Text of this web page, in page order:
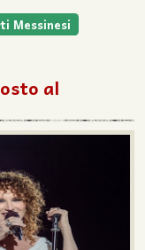
Messinesi
al